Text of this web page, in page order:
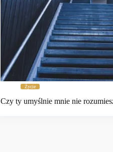
Życie
Czy ty umyślnie mnie nie